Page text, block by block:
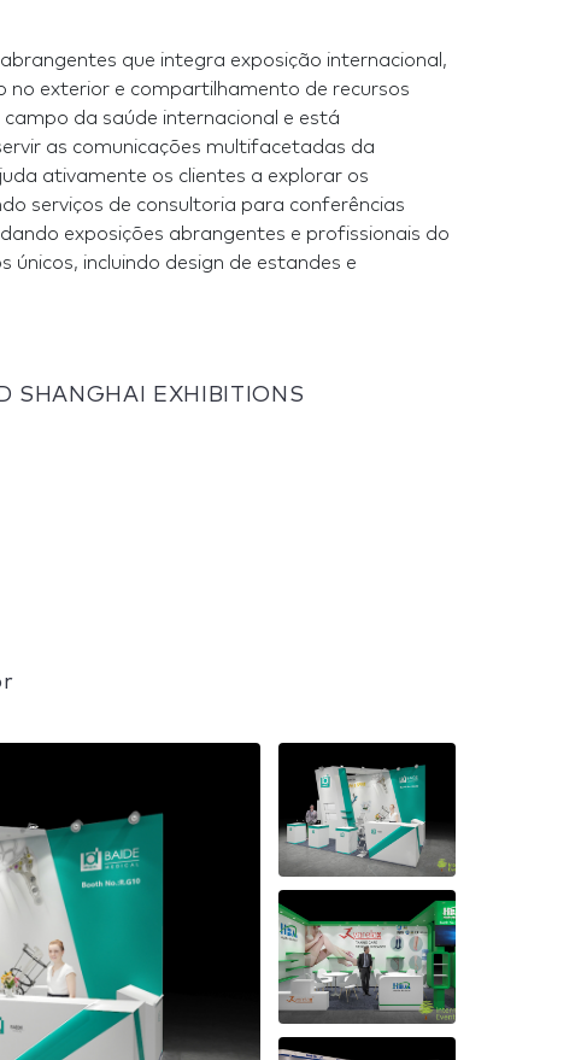
que integra exposição internacional,
no exterior e compartilhamento de recursos
da saúde internacional e está
as comunicações multifacetadas da
ativamente os clientes a explorar os
serviços de consultoria para conferências
exposições abrangentes e profissionais do
únicos, incluindo design de estandes e
EXHIBITIONS